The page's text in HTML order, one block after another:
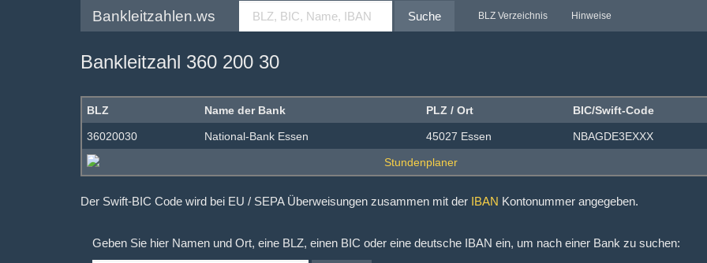
Bankleitzahlen.ws Suche BLZ Verzeichnis Hinweise
Bankleitzahl 360 200 30
BLZ Name der Bank PLZ / Ort BIC/Swift-Code
36020030 National-Bank Essen 45027 Essen NBAGDE3EXXX
Der Swift-BIC Code wird bei EU / SEPA Überweisungen zusammen mit der IBAN Kontonummer angegeben.
Geben Sie hier Namen und Ort, eine BLZ, einen BIC oder eine deutsche IBAN ein, um nach einer Bank zu suchen: